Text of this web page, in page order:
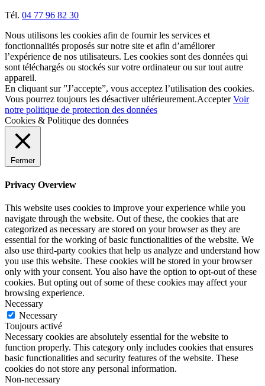
Tél. 04 77 96 82 30
Nous utilisons les cookies afin de fournir les services et
fonctionnalités proposés sur notre site et afin d’améliorer
l’expérience de nos utilisateurs. Les cookies sont des données qui
sont téléchargés ou stockés sur votre ordinateur ou sur tout autre
appareil.
En cliquant sur ”J’accepte”, vous acceptez l’utilisation des cookies.
Vous pourrez toujours les désactiver ultérieurement.Accepter Voir
notre politique de protection des données
Cookies & Politique des données
Fermer
Privacy Overview
This website uses cookies to improve your experience while you
navigate through the website. Out of these, the cookies that are
categorized as necessary are stored on your browser as they are
essential for the working of basic functionalities of the website. We
also use third-party cookies that help us analyze and understand how
you use this website. These cookies will be stored in your browser
only with your consent. You also have the option to opt-out of these
cookies. But opting out of some of these cookies may affect your
browsing experience.
Necessary
Necessary
Toujours activé
Necessary cookies are absolutely essential for the website to
function properly. This category only includes cookies that ensures
basic functionalities and security features of the website. These
cookies do not store any personal information.
Non-necessary